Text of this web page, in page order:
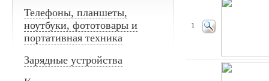
Телефоны, планшеты,
ноутбуки, фототовары и
портативная техника
Зарядные устройства
1